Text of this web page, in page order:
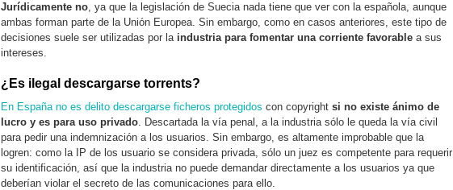
Jurídicamente no, ya que la legislación de Suecia nada tiene que ver con la española, aunque
ambas forman parte de la Unión Europea. Sin embargo, como en casos anteriores, este tipo de
decisiones suele ser utilizadas por la industria para fomentar una corriente favorable a sus
intereses.
¿Es ilegal descargarse torrents?
En España no es delito descargarse ficheros protegidos con copyright si no existe ánimo de
lucro y es para uso privado. Descartada la vía penal, a la industria sólo le queda la vía civil
para pedir una indemnización a los usuarios. Sin embargo, es altamente improbable que la
logren: como la IP de los usuario se considera privada, sólo un juez es competente para requerir
su identificación, así que la industria no puede demandar directamente a los usuarios ya que
deberían violar el secreto de las comunicaciones para ello.